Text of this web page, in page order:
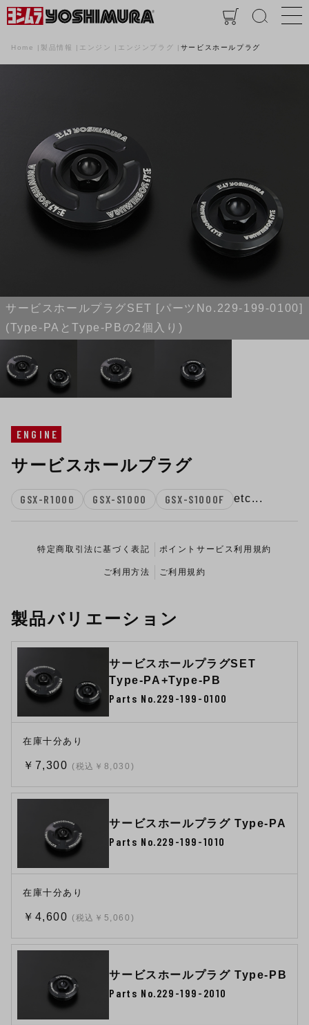
Home 製品情報 エンジン エンジンプラグ サービスホールプラグ
サービスホールプラグSET [パーツNo.229-199-0100]
(Type-PAとType-PBの2個入り)
ENGINE
サービスホールプラグ
GSX-R1000 GSX-S1000 GSX-S1000F etc...
特定商取引法に基づく表記 ポイントサービス利用規約
ご利用方法 ご利用規約
製品バリエーション
サービスホールプラグSET
Type-PA+Type-PB
Parts No.229-199-0100
在庫十分あり
￥7,300 (税込￥8,030)
サービスホールプラグ Type-PA
Parts No.229-199-1010
在庫十分あり
￥4,600 (税込￥5,060)
サービスホールプラグ Type-PB
Parts No.229-199-2010